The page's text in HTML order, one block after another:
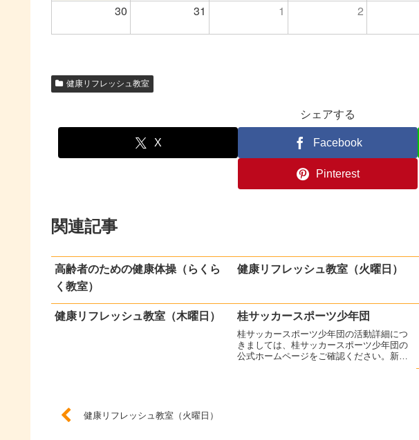
30 31 1 2
健康リフレッシュ教室
シェアする
X Facebook
Pinterest
関連記事
高齢者のための健康体操（らくら
く教室）
健康リフレッシュ教室（火曜日）
健康リフレッシュ教室（木曜日） 桂サッカースポーツ少年団
桂サッカースポーツ少年団の活動詳細につ
きましては、桂サッカースポーツ少年団の
公式ホームページをご確認ください。新規
健康リフレッシュ教室（火曜日）